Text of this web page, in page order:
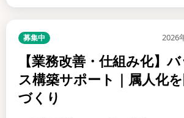
募集中 2026
【業務改善・仕組み化】
ス構築サポート｜属人化
づくり